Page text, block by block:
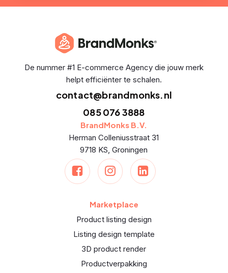
De nummer #1 E-commerce Agency die jouw merk
helpt efficiënter te schalen.
contact@brandmonks.nl
085 076 3888
BrandMonks B.V.
Herman Colleniusstraat 31
9718 KS, Groningen
Marketplace
Product listing design
Listing design template
3D product render
Productverpakking